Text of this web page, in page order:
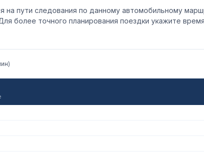
пути следования по данному автомобильному
более точного планирования поездки укажите